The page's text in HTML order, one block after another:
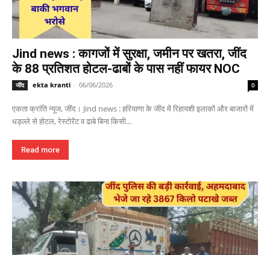
Jind news : कागजों में सुरक्षा, जमीन पर खतरा, जींद
के 88 प्रतिशत होटल-ढाबों के पास नहीं फायर NOC
जींद ekta kranti - 06/06/2026 0
एकता क्रांति न्यूज, जींद। Jind news : हरियाणा के जींद में रिहायशी इलाकों और बाजारों में
धड़ल्ले से होटल, रेस्टोरेंट व ढाबे बिना किसी...
Read more